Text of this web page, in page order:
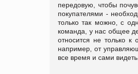
передовую, чтобы
покупателями -
только так можно, с
команда, у нас общее
относится не только
например, от
все время и сами